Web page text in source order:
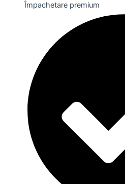
Împachetare premium